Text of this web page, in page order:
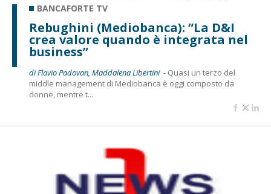
BANCAFORTE TV
Rebughini (Mediobanca): “La D&I
crea valore quando è integrata nel
business”
di Flavio Padovan, Maddalena Libertini - Quasi un terzo del
middle management di Mediobanca è oggi composto da
donne, mentre t...